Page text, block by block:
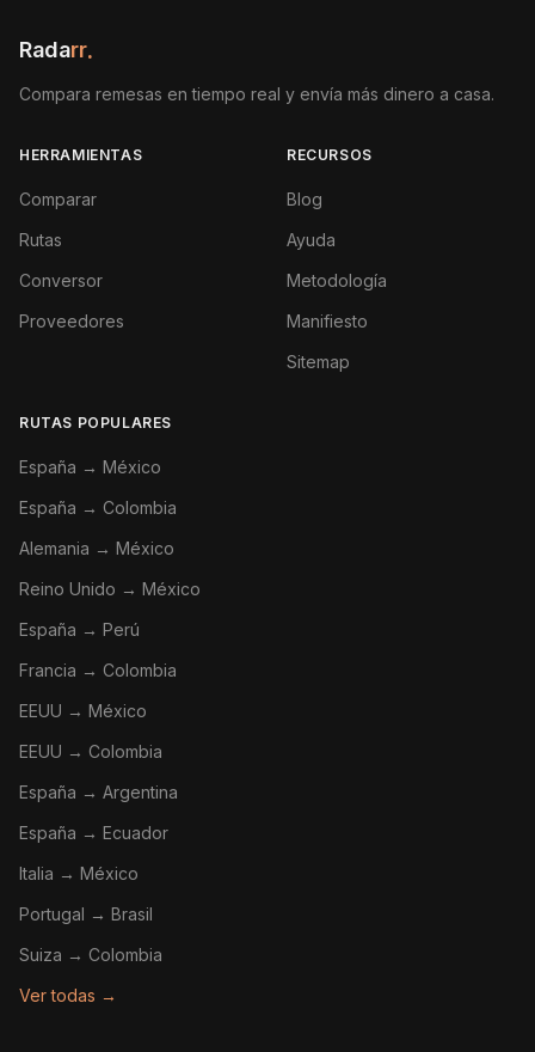
Radarr.
Compara remesas en tiempo real y envía más dinero a casa.
HERRAMIENTAS
Comparar
Rutas
Conversor
Proveedores
RECURSOS
Blog
Ayuda
Metodología
Manifiesto
Sitemap
RUTAS POPULARES
España → México
España → Colombia
Alemania → México
Reino Unido → México
España → Perú
Francia → Colombia
EEUU → México
EEUU → Colombia
España → Argentina
España → Ecuador
Italia → México
Portugal → Brasil
Suiza → Colombia
Ver todas →